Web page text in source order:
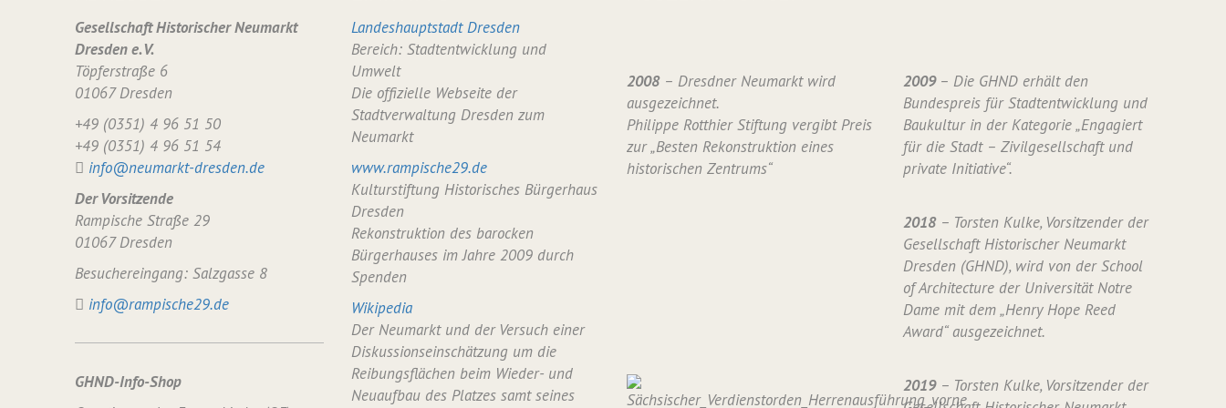
Gesellschaft Historischer Neumarkt
Dresden e. V.
Töpferstraße 6
01067 Dresden
+49 (0351) 4 96 51 50
+49 (0351) 4 96 51 54
info@neumarkt-dresden.de
Der Vorsitzende
Rampische Straße 29
01067 Dresden
Besuchereingang: Salzgasse 8
info@rampische29.de
GHND-Info-Shop
Landeshauptstadt Dresden
Bereich: Stadtentwicklung und
Umwelt
Die offizielle Webseite der
Stadtverwaltung Dresden zum
Neumarkt
www.rampische29.de
Kulturstiftung Historisches Bürgerhaus
Dresden
Rekonstruktion des barocken
Bürgerhauses im Jahre 2009 durch
Spenden
Wikipedia
Der Neumarkt und der Versuch einer
Diskussionseinschätzung um die
Reibungsflächen beim Wieder- und
Neuaufbau des Platzes samt seines
2008– Dresdner Neumarkt wird
ausgezeichnet.
Philippe Rotthier Stiftung vergibt Preis
zur „Besten Rekonstruktion eines
historischen Zentrums“
2009 – Die GHND erhält den
Bundespreis für Stadtentwicklung und
Baukultur in der Kategorie „Engagiert
für die Stadt – Zivilgesellschaft und
private Initiative“.
2018– Torsten Kulke, Vorsitzender der
Gesellschaft Historischer Neumarkt
Dresden (GHND), wird von der School
of Architecture der Universität Notre
Dame mit dem „Henry Hope Reed
Award“ ausgezeichnet.
2019– Torsten Kulke, Vorsitzender der